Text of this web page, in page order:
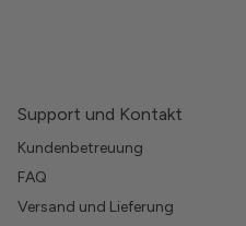
Support und Kontakt
Kundenbetreuung
FAQ
Versand und Lieferung